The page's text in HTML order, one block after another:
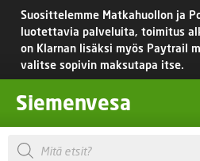
Siirry
sisältöön
Suosittelemme Matkahuollon ja
luotettavia palveluita, toimitus
on Klarnan lisäksi myös Paytrail
valitse sopivin maksutapa itse.
Siemenvesa
Products
search